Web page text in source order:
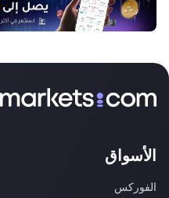
الأسواق
الفوركس